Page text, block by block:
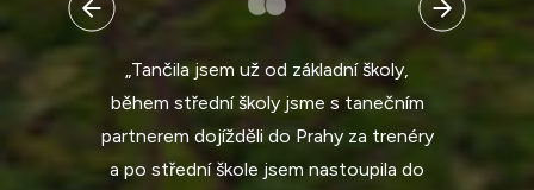
„Tančila jsem už od základní školy,
během střední školy jsme s tanečním
partnerem dojížděli do Prahy za trenéry
a po střední škole jsem nastoupila do